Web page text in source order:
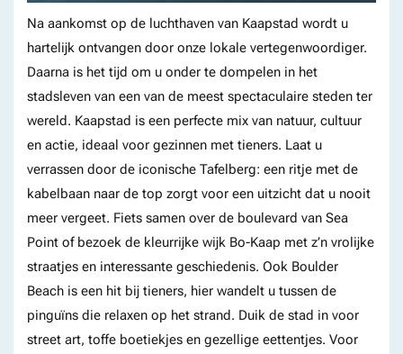
Na aankomst op de luchthaven van Kaapstad wordt u
hartelijk ontvangen door onze lokale vertegenwoordiger.
Daarna is het tijd om u onder te dompelen in het
stadsleven van een van de meest spectaculaire steden ter
wereld. Kaapstad is een perfecte mix van natuur, cultuur
en actie, ideaal voor gezinnen met tieners. Laat u
verrassen door de iconische Tafelberg: een ritje met de
kabelbaan naar de top zorgt voor een uitzicht dat u nooit
meer vergeet. Fiets samen over de boulevard van Sea
Point of bezoek de kleurrijke wijk Bo-Kaap met z’n vrolijke
straatjes en interessante geschiedenis. Ook Boulder
Beach is een hit bij tieners, hier wandelt u tussen de
pinguïns die relaxen op het strand. Duik de stad in voor
street art, toffe boetiekjes en gezellige eettentjes. Voor